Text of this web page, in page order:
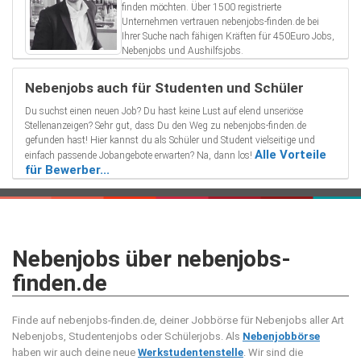
finden möchten. Über 1500 registrierte
Unternehmen vertrauen nebenjobs-finden.de bei
Ihrer Suche nach fähigen Kräften für 450Euro Jobs,
Nebenjobs und Aushilfsjobs.
Nebenjobs auch für Studenten und Schüler
Du suchst einen neuen Job? Du hast keine Lust auf elend unseriöse
Stellenanzeigen? Sehr gut, dass Du den Weg zu nebenjobs-finden.de
gefunden hast! Hier kannst du als Schüler und Student vielseitige und
einfach passende Jobangebote erwarten? Na, dann los! Alle Vorteile
für Bewerber...
Nebenjobs über nebenjobs-
finden.de
Finde auf nebenjobs-finden.de, deiner Jobbörse für Nebenjobs aller Art
Nebenjobs, Studentenjobs oder Schülerjobs. Als Nebenjobbörse
haben wir auch deine neue Werkstudentenstelle. Wir sind die